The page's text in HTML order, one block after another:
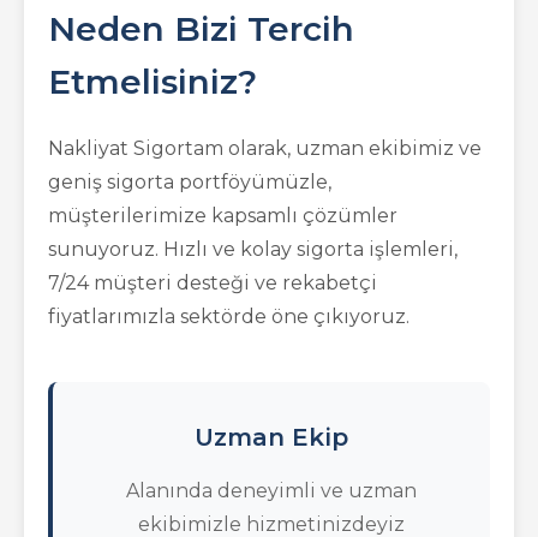
Neden Bizi Tercih
Etmelisiniz?
Nakliyat Sigortam olarak, uzman ekibimiz ve
geniş sigorta portföyümüzle,
müşterilerimize kapsamlı çözümler
sunuyoruz. Hızlı ve kolay sigorta işlemleri,
7/24 müşteri desteği ve rekabetçi
fiyatlarımızla sektörde öne çıkıyoruz.
Uzman Ekip
Alanında deneyimli ve uzman
ekibimizle hizmetinizdeyiz